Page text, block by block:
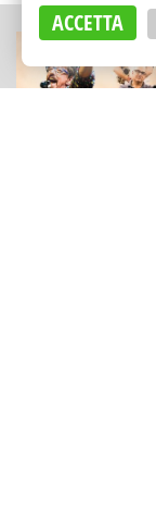
ACCETTA